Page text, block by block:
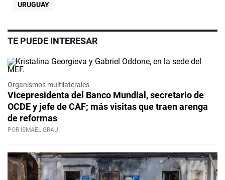
URUGUAY
TE PUEDE INTERESAR
Organismos multilaterales
Vicepresidenta del Banco Mundial, secretario de
OCDE y jefe de CAF; más visitas que traen arenga
de reformas
POR ISMAEL GRAU